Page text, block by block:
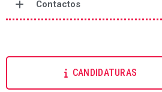
Contactos
CANDIDATURAS